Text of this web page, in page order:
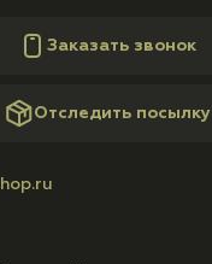
Заказать звонок
Отследить посылку